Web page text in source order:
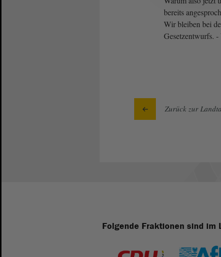
bereits
Wir bleiben bei
Gesetzentwurfs.
Zurück zur
Folgende Fraktionen sind im